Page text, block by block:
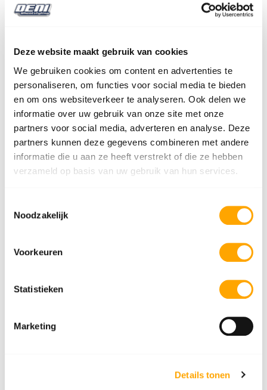
Deze website maakt gebruik van cookies
We gebruiken cookies om content en advertenties te
personaliseren, om functies voor social media te bieden
en om ons websiteverkeer te analyseren. Ook delen we
informatie over uw gebruik van onze site met onze
partners voor social media, adverteren en analyse. Deze
partners kunnen deze gegevens combineren met andere
informatie die u aan ze heeft verstrekt of die ze hebben
verzameld op basis van uw gebruik van hun services.
Noodzakelijk
Voorkeuren
Statistieken
Marketing
Details tonen
Geen dure garagebezoeken of speciaal gereedschap nodig.
Binnen enkele minuten aangebracht – gewoon klikken en
✅Universele pasvorm
van duurzaam materiaal dat bestand is tegen alle
weersomstandigheden.
Bescherm je investering – rijd met
vertrouwen
Velgen zijn vaak een van de duurste en meest opvallende
onderdelen van je auto. Met Priorim velgrandbeschermers
houd je ze in topconditie – zonder in te leveren op looks of
rijcomfort.
velgen het waard zijn.
Vragen over dit product